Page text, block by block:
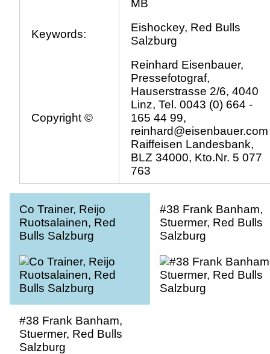
MB
Keywords:
Eishockey, Red Bulls
Salzburg
Copyright ©
Reinhard Eisenbauer,
Pressefotograf,
Hauserstrasse 2/6, 4040
Linz, Tel. 0043 (0) 664 -
165 44 99,
reinhard@eisenbauer.com
Raiffeisen Landesbank,
BLZ 34000, Kto.Nr. 5 077
763
Co Trainer, Reijo
Ruotsalainen, Red
Bulls Salzburg
#38 Frank Banham,
Stuermer, Red Bulls
Salzburg
#38 Frank Banham,
Stuermer, Red Bulls
Salzburg